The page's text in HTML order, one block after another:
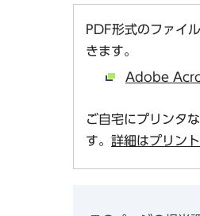
PDF形式のファイ
きます。
Adobe
ご自宅にプリンタ
す。 詳細はプリン